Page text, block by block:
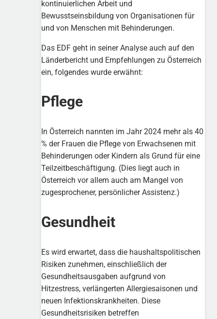
kontinuierlichen Arbeit und
Bewusstseinsbildung von Organisationen für
und von Menschen mit Behinderungen.
Das EDF geht in seiner Analyse auch auf den
Länderbericht und Empfehlungen zu Österreich
ein, folgendes wurde erwähnt:
Pflege
In Österreich nannten im Jahr 2024 mehr als 40
% der Frauen die Pflege von Erwachsenen mit
Behinderungen oder Kindern als Grund für eine
Teilzeitbeschäftigung. (Dies liegt auch in
Österreich vor allem auch am Mangel von
zugesprochener, persönlicher Assistenz.)
Gesundheit
Es wird erwartet, dass die haushaltspolitischen
Risiken zunehmen, einschließlich der
Gesundheitsausgaben aufgrund von
Hitzestress, verlängerten Allergiesaisonen und
neuen Infektionskrankheiten. Diese
Gesundheitsrisiken betreffen